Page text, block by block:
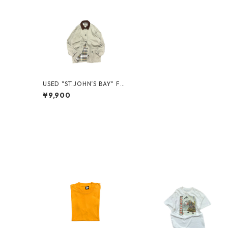
USED "ST.JOHN’S BAY" FL
ANNEL LINER JACKET
¥9,900